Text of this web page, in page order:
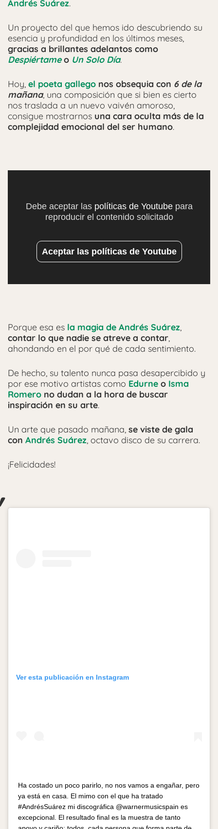
Andrés Suárez.
Un proyecto del que hemos ido descubriendo su
esencia y profundidad en los últimos meses,
gracias a brillantes adelantos como
Despiértameo Un Solo Día.
Hoy, el poeta gallego nos obsequia con 6 de la
mañana, una composición que si bien es cierto
nos traslada a un nuevo vaivén amoroso,
consigue mostrarnos una cara oculta más de la
complejidad emocional del ser humano.
Debe aceptar las políticas de Youtubepara
reproducir el contenido solicitado
Aceptar las políticas de Youtube
Porque esa es la magia de Andrés Suárez,
contar lo que nadie se atreve a contar,
ahondando en el por qué de cada sentimiento.
De hecho, su talento nunca pasa desapercibido y
por ese motivo artistas como Edurne o Isma
Romero no dudan a la hora de buscar
inspiración en su arte.
Un arte que pasado mañana, se viste de gala
con Andrés Suárez, octavo disco de su carrera.
¡Felicidades!
Ver esta publicación en Instagram
Ha costado un poco parirlo, no nos vamos a engañar, pero
ya está en casa. El mimo con el que ha tratado
#AndrésSuárez mi discográfica @warnermusicspain es
excepcional. El resultado final es la muestra de tanto